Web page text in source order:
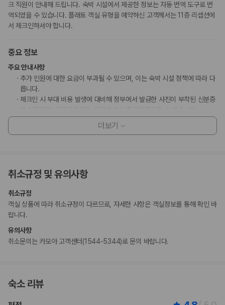
크 직원이 안내해 드립니다. 숙박 시설에서 제공한 정보는 자동 번역 도구로 번
역되었을 수 있습니다. 플래토 객실 유형을 예약하신 고객께서는 11층 리셉션에
서 체크인하셔야 합니다.
중요 정보
주요 안내사항
추가 인원에 대한 요금이 부과될 수 있으며, 이는 숙박 시설 정책에 따라 다
릅니다.
체크인 시 부대 비용 발생에 대비해 정부에서 발급한 사진이 부착된 신분증
특별 요청 사항은 체크인 시 이용 상황에 따라 제공 여부가 달라질 수 있으
며 추가 요금이 부과될 수 있습니다. 또한, 반드시 보장되지는 않습니다.
이 숙박 시설은 안전을 위해 소화기, 연기 감지기 등을 갖추고 있습니다.
인용품을 제공하지 않습니다.
고객 정책과 문화적 기준이나 규범은 국가 및 숙박 시설에 따라 다를 수 있
습니다. 명시된 정책은 숙박 시설에서 제공했습니다.
수영장 이용 시간은 07:00 ~ 19:00입니다.
마사지 서비스 및 스파 트리트먼트의 경우 사전 예약이 필요합니다. 예약
확인 메일에 나와 있는 연락처 정보로 도착 전에 호텔에 연락하여 예약하실
않고 이용할 경우 무료로 숙박할 수 있습니다(최대 2명).
이용 상황에 따라 객실 연결이 가능하며, 예약 확인 메일에 나와 있는 번호
로 숙박 시설에 직접 연락하여 요청하실 수 있습니다.
더보기
취소규정 및 유의사항
취소규정
객실 상품에 따라 취소규정이 다르므로, 자세한 사항은 객실정보를 통해 확인 바
랍니다.
유의사항
취소문의는 카모아 고객센터(1544-5344)로 문의 바랍니다.
숙소 리뷰